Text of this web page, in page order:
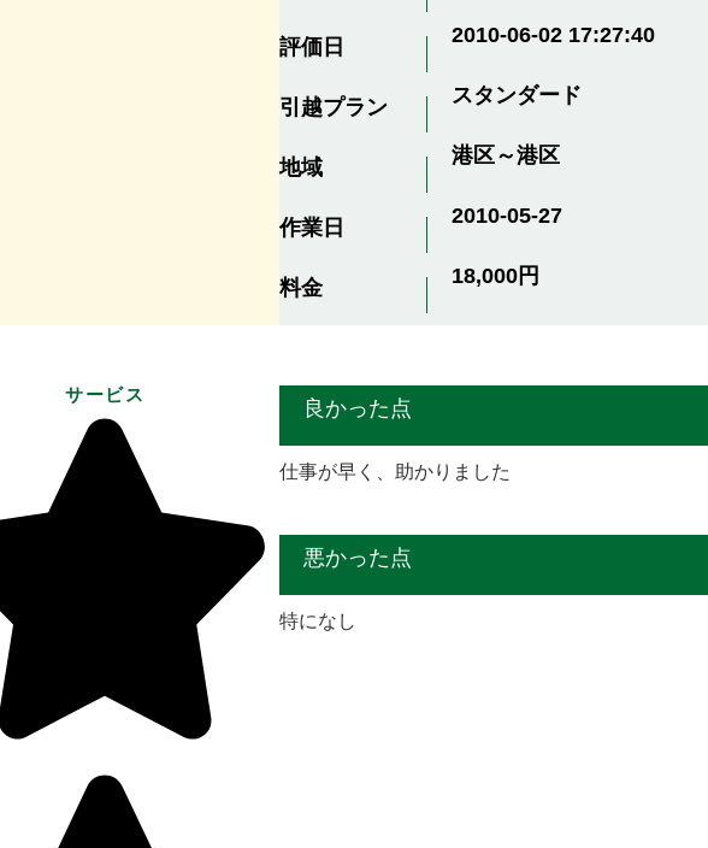
評価日 2010-06-02 17:27:40
引越プラン スタンダード
地域 港区～港区
作業日 2010-05-27
料金 18,000円
サービス
良かった点
仕事が早く、助かりました
悪かった点
特になし